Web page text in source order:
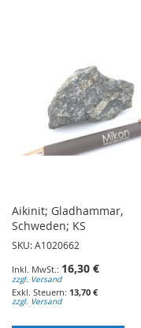
Aikinit; Gladhammar,
Schweden; KS
SKU: A1020662
16,30 €
zzgl. Versand
13,70 €
zzgl. Versand